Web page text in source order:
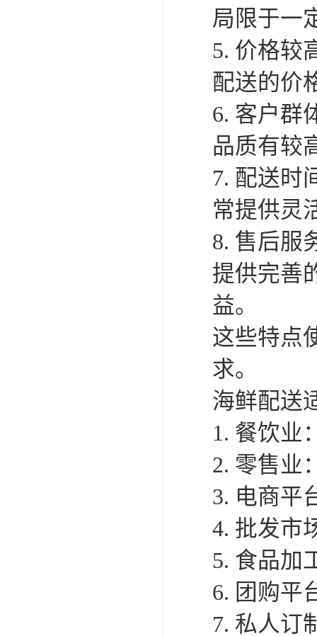
局限于一
5. 价格较
配送的价
6. 客户群
品质有较
7. 配送时
常提供灵
8. 售后服
提供完善
益。
这些特点
求。
海鲜配送
1. 餐饮业
2. 零售业
3. 电商平
4. 批发市
5. 食品加
6. 团购平
7. 私人订